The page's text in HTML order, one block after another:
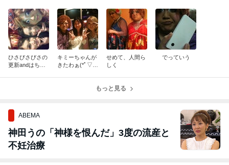
ひさびさびさの
更新andはちゅ
キミーちゃんが
きたわぁ(*ﾟ▽ﾟ
せめて、人間ら
しく
でっていう
もっと見る
ABEMA
神田うの「神様を恨んだ」3度の流産と
不妊治療